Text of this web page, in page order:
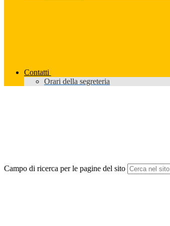
Contatti
Orari della segreteria
Campo di ricerca per le pagine del sito